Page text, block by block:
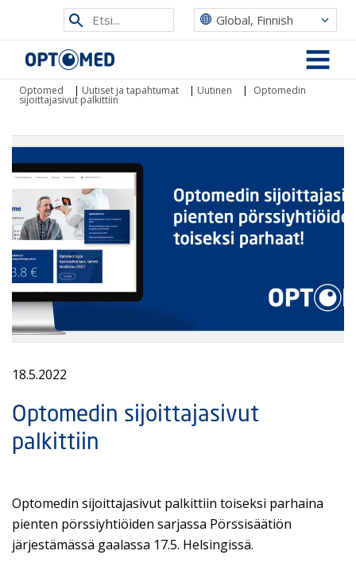
Etsi
sivustolta
Global, Finnish
Optomed MENU
Optomed | Uutiset ja tapahtumat | Uutinen | Optomedin
sijoittajasivut palkittiin
18.5.2022
Optomedin sijoittajasivut
palkittiin
Optomedin sijoittajasivut palkittiin toiseksi parhaina
pienten pörssiyhtiöiden sarjassa Pörssisäätiön
järjestämässä gaalassa 17.5. Helsingissä.